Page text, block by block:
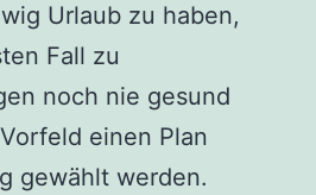
Urlaub zu haben,
Fall zu
noch nie gesund
einen Plan
gewählt werden.